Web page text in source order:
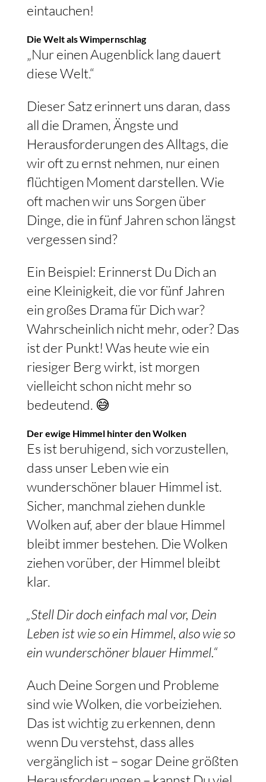
eintauchen!
Die Welt als Wimpernschlag
„Nur einen Augenblick lang dauert
diese Welt.“
Dieser Satz erinnert uns daran, dass
all die Dramen, Ängste und
Herausforderungen des Alltags, die
wir oft zu ernst nehmen, nur einen
flüchtigen Moment darstellen. Wie
oft machen wir uns Sorgen über
Dinge, die in fünf Jahren schon längst
vergessen sind?
Ein Beispiel: Erinnerst Du Dich an
eine Kleinigkeit, die vor fünf Jahren
ein großes Drama für Dich war?
Wahrscheinlich nicht mehr, oder? Das
ist der Punkt! Was heute wie ein
riesiger Berg wirkt, ist morgen
vielleicht schon nicht mehr so
bedeutend. 😅
Der ewige Himmel hinter den Wolken
Es ist beruhigend, sich vorzustellen,
dass unser Leben wie ein
wunderschöner blauer Himmel ist.
Sicher, manchmal ziehen dunkle
Wolken auf, aber der blaue Himmel
bleibt immer bestehen. Die Wolken
ziehen vorüber, der Himmel bleibt
klar.
„Stell Dir doch einfach mal vor, Dein
Leben ist wie so ein Himmel, also wie so
ein wunderschöner blauer Himmel.“
Auch Deine Sorgen und Probleme
sind wie Wolken, die vorbeiziehen.
Das ist wichtig zu erkennen, denn
wenn Du verstehst, dass alles
vergänglich ist – sogar Deine größten